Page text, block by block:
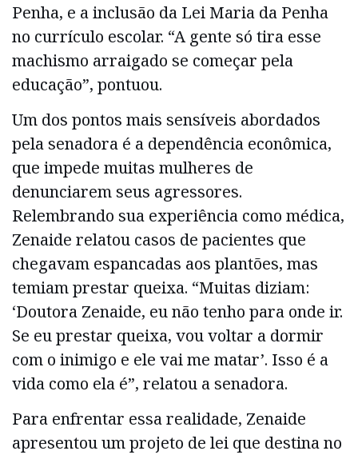
Penha, e a inclusão da Lei Maria da Penha
no currículo escolar. “A gente só tira esse
machismo arraigado se começar pela
educação”, pontuou.
Um dos pontos mais sensíveis abordados
pela senadora é a dependência econômica,
que impede muitas mulheres de
denunciarem seus agressores.
Relembrando sua experiência como médica,
Zenaide relatou casos de pacientes que
chegavam espancadas aos plantões, mas
temiam prestar queixa. “Muitas diziam:
‘Doutora Zenaide, eu não tenho para onde ir.
Se eu prestar queixa, vou voltar a dormir
com o inimigo e ele vai me matar’. Isso é a
vida como ela é”, relatou a senadora.
Para enfrentar essa realidade, Zenaide
apresentou um projeto de lei que destina no